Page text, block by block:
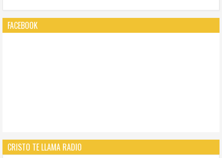
FACEBOOK
CRISTO TE LLAMA RADIO